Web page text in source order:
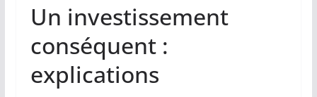
Un investissement
conséquent :
explications